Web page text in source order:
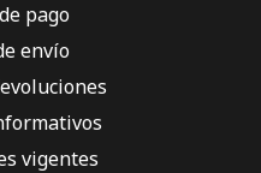
pago
envío
vigentes